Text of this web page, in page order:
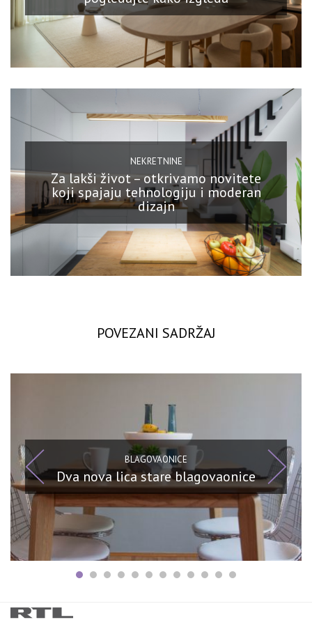
NEKRETNINE
Za lakši život – otkrivamo novitete
koji spajaju tehnologiju i moderan
dizajn
POVEZANI SADRŽAJ
BLAGOVAONICE
Dva nova lica stare blagovaonice